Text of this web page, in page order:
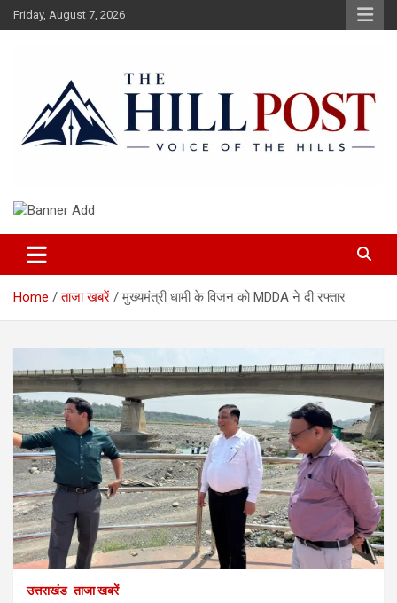
Skip
to
Friday, August 7, 2026
The Hillpost
Home ताजा खबरें मुख्यमंत्री धामी के विजन को MDDA ने दी रफ्तार
उत्तराखंड ताजा खबरें